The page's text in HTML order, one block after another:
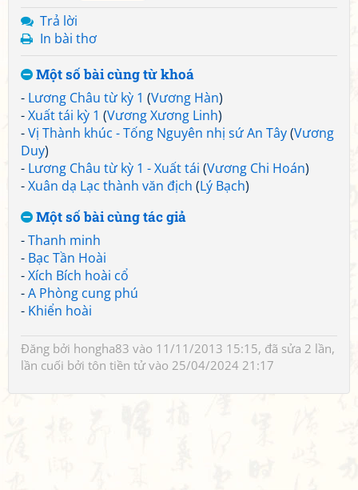
Trả lời
In bài thơ
Một số bài cùng từ khoá
- Lương Châu từ kỳ 1 (Vương Hàn)
-Xuất tái kỳ 1 (Vương Xương Linh)
-Vị Thành khúc - Tống Nguyên nhị sứ An Tây(Vương
Duy)
- Lương Châu từ kỳ 1 - Xuất tái (Vương Chi Hoán)
-Xuân dạ Lạc thành văn địch (Lý Bạch)
Một số bài cùng tác giả
-Thanh minh
- Bạc Tần Hoài
-Xích Bích hoài cổ
-A Phòng cung phú
- Khiển hoài
Đăng bởi hongha83 vào 11/11/2013 15:15, đã sửa 2 lần,
lần cuối bởi tôn tiền tửvào 25/04/2024 21:17